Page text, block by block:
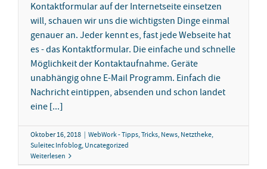
Kontaktformular auf der Internetseite einsetzen
will, schauen wir uns die wichtigsten Dinge einmal
genauer an. Jeder kennt es, fast jede Webseite hat
es - das Kontaktformular. Die einfache und schnelle
Möglichkeit der Kontaktaufnahme. Geräte
unabhängig ohne E-Mail Programm. Einfach die
Nachricht eintippen, absenden und schon landet
eine [...]
Oktober 16, 2018 | WebWork - Tipps, Tricks, News,Netztheke,
Suleitec Infoblog,Uncategorized
Weiterlesen